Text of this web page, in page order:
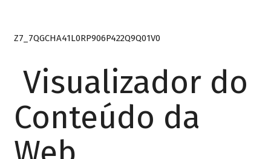
Z7_7QGCHA41L0RP906P422Q9Q01V0
Visualizador do
Conteúdo da